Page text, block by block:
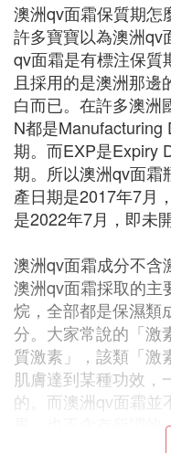
澳洲qv面霜保質期怎
許多寶寶以為澳洲qv
qv面霜是有標注保質
且採用的是澳洲那邊
白而已。在許多澳洲
N都是Manufacturing
期。而EXP是Expiry
期。所以澳洲qv面霜
產日期是2017年7月
是2022年7月，即未
澳洲qv面霜成分不含
澳洲qv面霜採取的主
烷，全部都是保濕類
分。大家常說的「激
質激素」，該類「激
肌膚達到某種功效，
的。而澳洲qv面霜並
果，也不含有所謂